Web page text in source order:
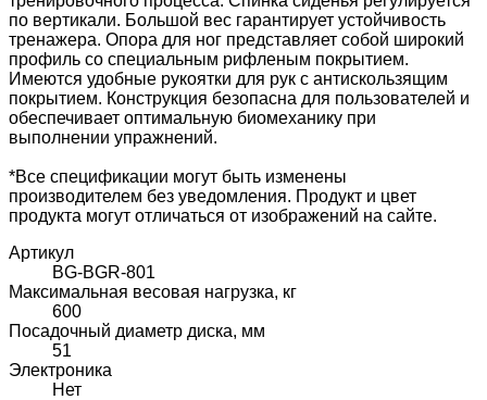
по вертикали. Большой вес гарантирует устойчивость
тренажера. Опора для ног представляет собой широкий
профиль со специальным рифленым покрытием.
Имеются удобные рукоятки для рук с антискользящим
покрытием. Конструкция безопасна для пользователей и
обеспечивает оптимальную биомеханику при
выполнении упражнений.
*Все спецификации могут быть изменены
производителем без уведомления. Продукт и цвет
продукта могут отличаться от изображений на сайте.
Артикул
BG-BGR-801
Максимальная весовая нагрузка, кг
600
Посадочный диаметр диска, мм
51
Электроника
Нет